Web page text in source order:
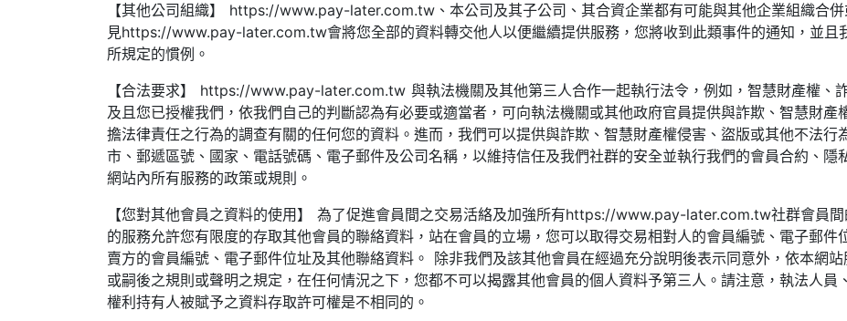
【其他公司組織】 https://www.pay-later.com.tw、本公司及其子公司、其合資企業都有可能與其他企業組織合
見https://www.pay-later.com.tw會將您全部的資料轉交他人以便繼續提供服務，您將收到此類事件的通知，並且
所規定的慣例。
【合法要求】 https://www.pay-later.com.tw 與執法機關及其他第三人合作一起執行法令，例如，智慧財產權、
及且您已授權我們，依我們自己的判斷認為有必要或適當者，可向執法機關或其他政府官員提供與詐欺、智慧財產
擔法律責任之行為的調查有關的任何您的資料。進而，我們可以提供與詐欺、智慧財產權侵害、盜版或其他不法行
市、郵遞區號、國家、電話號碼、電子郵件及公司名稱，以維持信任及我們社群的安全並執行我們的會員合約、隱
網站內所有服務的政策或規則。
【您對其他會員之資料的使用】 為了促進會員間之交易活絡及加強所有https://www.pay-later.com.tw社群會員
的服務允許您有限度的存取其他會員的聯絡資料，站在會員的立場，您可以取得交易相對人的會員編號、電子郵
賣方的會員編號、電子郵件位址及其他聯絡資料。 除非我們及該其他會員在經過充分說明後表示同意外，依本網
或嗣後之規則或聲明之規定，在任何情況之下，您都不可以揭露其他會員的個人資料予第三人。請注意，執法人
權利持有人被賦予之資料存取許可權是不相同的。